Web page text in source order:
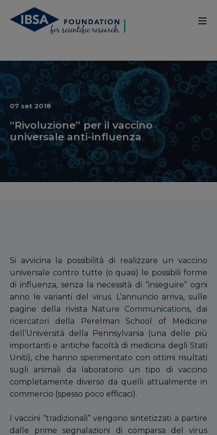
07 set 2018
“Rivoluzione” per il vaccino
universale anti-influenza
Si avvicina la possibilità di realizzare un vaccino
universale contro tutte (o quasi) le possibili forme
di influenza, senza la necessità di “inseguire” ogni
anno le varianti del virus. L’annuncio arriva, sulle
pagine della rivista Nature Communications, dai
ricercatori della Perelman School of Medicine
dell’Università della Pennsylvania (una delle più
importanti e antiche facoltà di medicina degli Stati
Uniti), che hanno sperimentato con ottimi risultati
sugli animali da laboratorio un tipo di vaccino
completamente diverso da quelli attualmente in
commercio (spesso poco efficaci).
I vaccini “tradizionali” vengono sintetizzati a partire
dalle prime segnalazioni di comparsa del virus